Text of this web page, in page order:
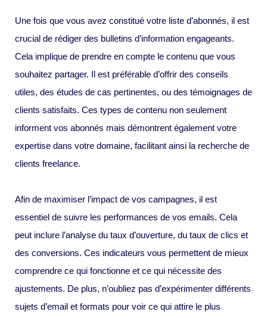
Une fois que vous avez constitué votre liste d’abonnés, il est
crucial de rédiger des bulletins d’information engageants.
Cela implique de prendre en compte le contenu que vous
souhaitez partager. Il est préférable d’offrir des conseils
utiles, des études de cas pertinentes, ou des témoignages de
clients satisfaits. Ces types de contenu non seulement
informent vos abonnés mais démontrent également votre
expertise dans votre domaine, facilitant ainsi la recherche de
clients freelance.
Afin de maximiser l’impact de vos campagnes, il est
essentiel de suivre les performances de vos emails. Cela
peut inclure l’analyse du taux d’ouverture, du taux de clics et
des conversions. Ces indicateurs vous permettent de mieux
comprendre ce qui fonctionne et ce qui nécessite des
ajustements. De plus, n’oubliez pas d’expérimenter différents
sujets d’email et formats pour voir ce qui attire le plus